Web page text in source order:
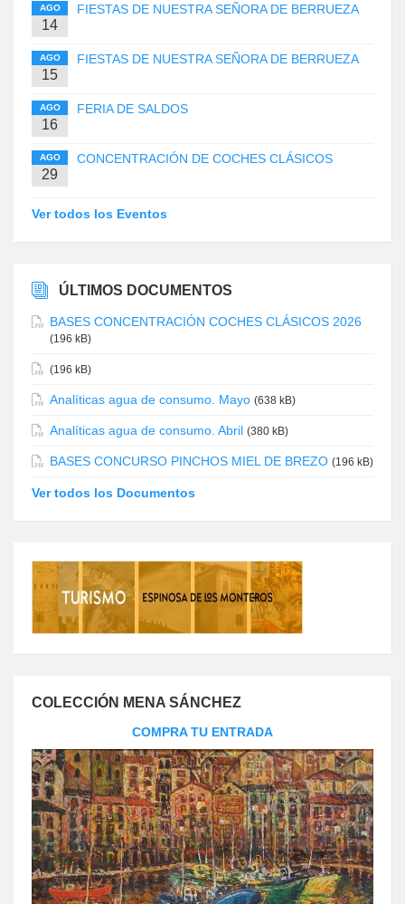
AGO
14
FIESTAS DE NUESTRA SEÑORA DE BERRUEZA
AGO
15
FIESTAS DE NUESTRA SEÑORA DE BERRUEZA
AGO
16
FERIA DE SALDOS
AGO
29
CONCENTRACIÓN DE COCHES CLÁSICOS
Ver todos los Eventos
ÚLTIMOS DOCUMENTOS
BASES CONCENTRACIÓN COCHES CLÁSICOS 2026
(196 kB)
(196 kB)
Analíticas agua de consumo. Mayo (638 kB)
Analíticas agua de consumo. Abril (380 kB)
BASES CONCURSO PINCHOS MIEL DE BREZO (196 kB)
Ver todos los Documentos
COLECCIÓN MENA SÁNCHEZ
COMPRA TU ENTRADA